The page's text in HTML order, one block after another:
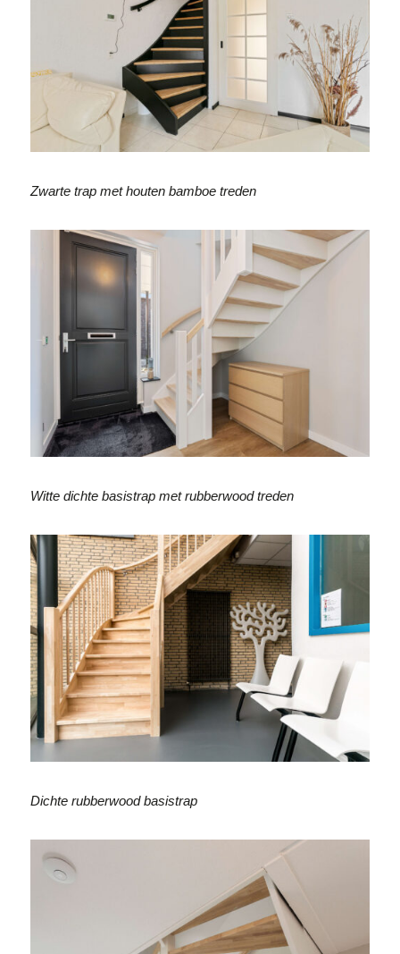
Zwarte trap met houten bamboe treden
Witte dichte basistrap met rubberwood treden
Dichte rubberwood basistrap